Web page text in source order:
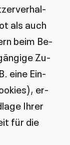
als auch
beim Be­
Zu­
ei­ne Ein­
er­
Ih­rer
für die